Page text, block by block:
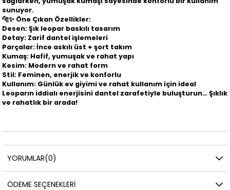
sunuyor.
🐆✨ Öne Çıkan Özellikler:
Desen: Şık leopar baskılı tasarım
Detay: Zarif dantel işlemeleri
Parçalar: İnce askılı üst + şort takım
Kumaş: Hafif, yumuşak ve rahat yapı
Kesim: Modern ve rahat form
Stil: Feminen, enerjik ve konforlu
Kullanım: Günlük ev giyimi ve rahat kullanım için ideal
Leoparın iddialı enerjisini dantel zarafetiyle buluşturun… Şıklık
ve rahatlık bir arada!
YORUMLAR(0)
ÖDEME SEÇENEKLERI